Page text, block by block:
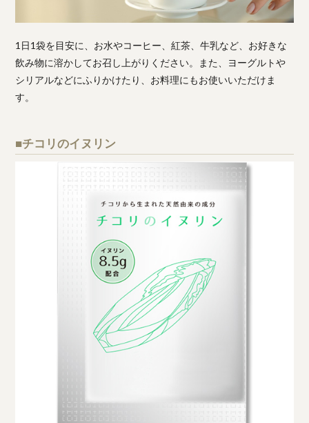
1日1袋を目安に、お水やコーヒー、紅茶、牛乳など、お好きな
飲み物に溶かしてお召し上がりください。また、ヨーグルトや
シリアルなどにふりかけたり、お料理にもお使いいただけま
す。
■チコリのイヌリン